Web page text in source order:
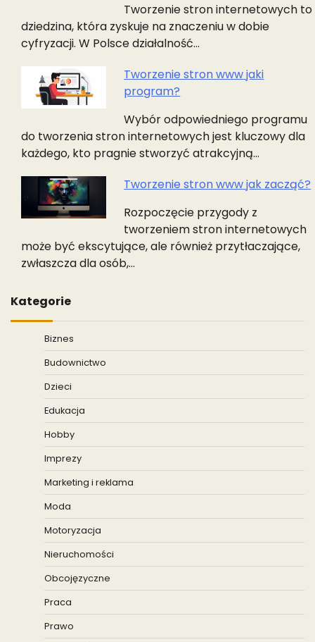
Tworzenie stron internetowych to
dziedzina, która zyskuje na znaczeniu w dobie
cyfryzacji. W Polsce działalność…
Tworzenie stron www jaki
program?
Wybór odpowiedniego programu
do tworzenia stron internetowych jest kluczowy dla
każdego, kto pragnie stworzyć atrakcyjną…
Tworzenie stron www jak zacząć?
Rozpoczęcie przygody z
tworzeniem stron internetowych
może być ekscytujące, ale również przytłaczające,
zwłaszcza dla osób,…
Kategorie
Biznes
Budownictwo
Dzieci
Edukacja
Hobby
Imprezy
Marketing i reklama
Moda
Motoryzacja
Nieruchomości
Obcojęzyczne
Praca
Prawo